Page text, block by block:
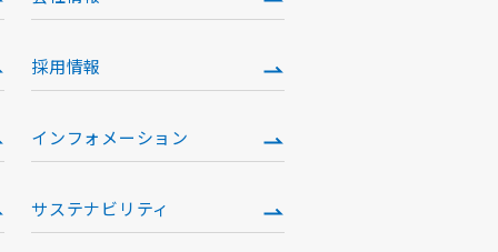
採用情報
インフォメーション
サステナビリティ